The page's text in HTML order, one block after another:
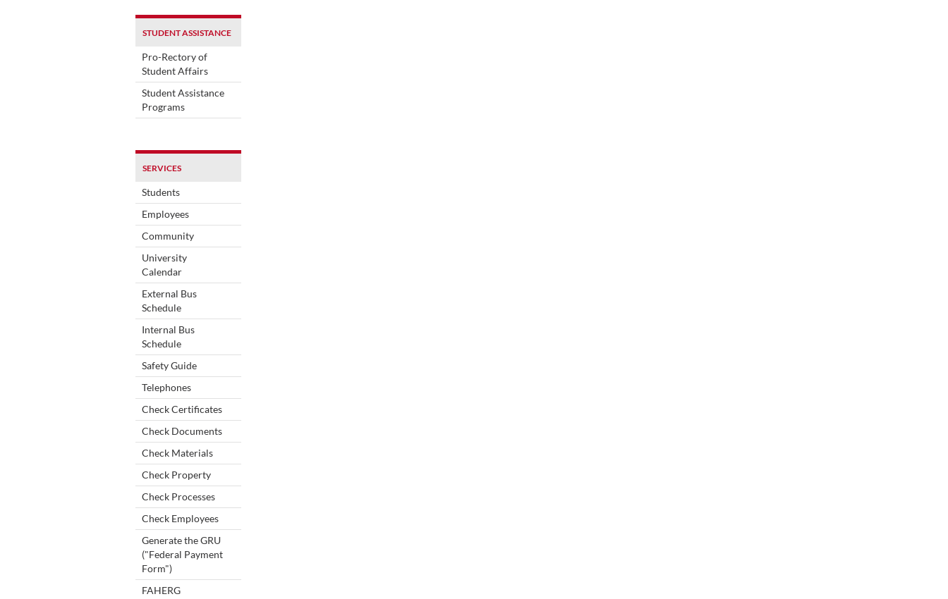
STUDENT ASSISTANCE
Pro-Rectory of
Student Affairs
Student Assistance
Programs
SERVICES
Students
Employees
Community
University
Calendar
External Bus
Schedule
Internal Bus
Schedule
Safety Guide
Telephones
Check Certificates
Check Documents
Check Materials
Check Property
Check Processes
Check Employees
Generate the GRU
("Federal Payment
Form")
FAHERG